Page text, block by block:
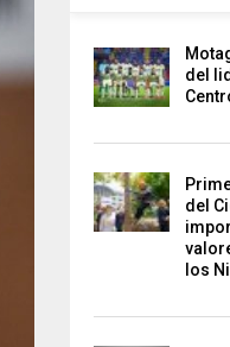
del
del
los